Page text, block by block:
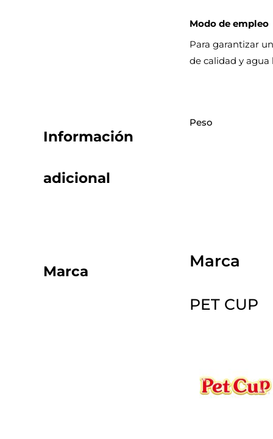
Modo de empleo
Para garantizar
de calidad y agua
Información
adicional
Peso
Marca
Marca
PET CUP